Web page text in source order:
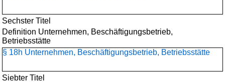
Sechster Titel
Definition Unternehmen, Beschäftigungsbetrieb,
Betriebsstätte
§ 18h Unternehmen, Beschäftigungsbetrieb, Betriebsstätte
Siebter Titel